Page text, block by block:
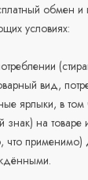
обмен и
условиях:
вид,
ярлыки, в том
на товаре
что